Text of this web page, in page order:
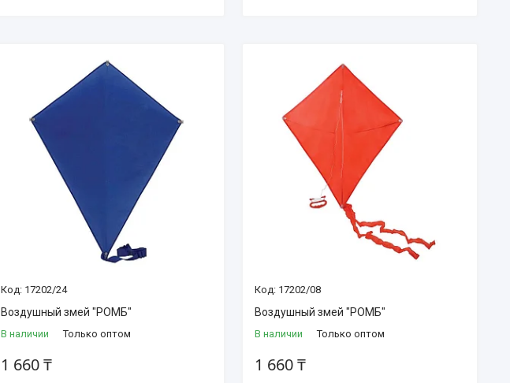
17202/24
Воздушный змей "РОМБ"
В наличии Только оптом
1 660 ₸
17202/08
Воздушный змей "РОМБ"
В наличии Только оптом
1 660 ₸